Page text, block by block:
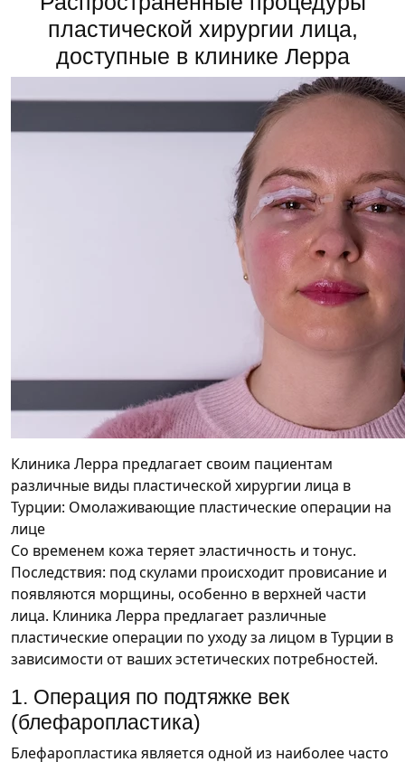
пластической хирургии лица,
доступные в клинике Лерра
Клиника Лерра предлагает своим пациентам
различные виды пластической хирургии лица в
Турции: Омолаживающие пластические операции на
лице
Со временем кожа теряет эластичность и тонус.
Последствия: под скулами происходит провисание и
появляются морщины, особенно в верхней части
лица. Клиника Лерра предлагает различные
пластические операции по уходу за лицом в Турции в
зависимости от ваших эстетических потребностей.
1. Операция по подтяжке век
(блефаропластика)
Блефаропластика является одной из наиболее часто